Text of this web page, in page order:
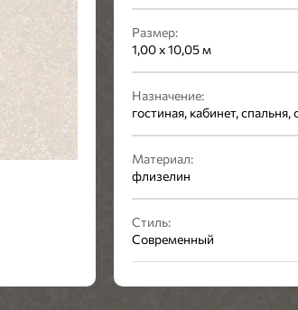
Размер:
1,00 x 10,05 м
Назначение:
гостиная, кабинет,
Материал:
флизелин
Стиль:
Современный